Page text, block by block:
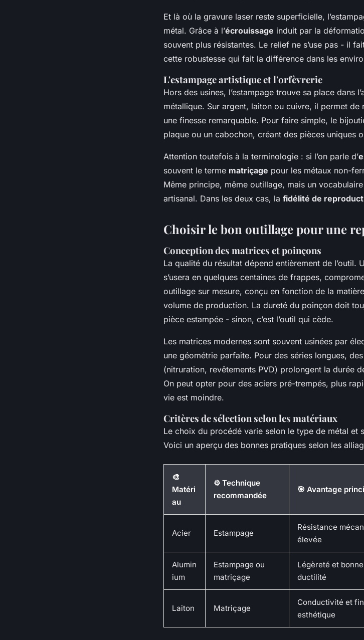
Et là où la gravure laser reste superficielle,
métal. Grâce à l’écrouissage induit par la
souvent plus résistantes. Le relief ne s’use pas - il
cette robustesse qui fait la différence dans les
L'estampage artistique et l'orfèvrerie
Hors des usines, l’estampage trouve sa place dans
métallique. Sur argent, laiton ou cuivre, il permet
une finesse remarquable. Pour faire simple, le
plaque ou un cabochon, créant des pièces uniques
Attention toutefois à la terminologie : si l’on parle d’
souvent le terme matriçage pour les métaux non-
Même principe, même outillage, mais un
artisanal. Dans les deux cas, la fidélité de
Choisir le bon outillage pour une
Conception des matrices et poinçons
La qualité du résultat dépend entièrement de l’outil.
s’usera en quelques centaines de frappes,
outillage sur mesure, conçu en fonction de la
volume de production. La dureté du poinçon doit
pièce estampée - sinon, c’est l’outil qui cède.
Les matrices modernes sont souvent usinées par
une géométrie parfaite. Pour des séries longues,
(nitruration, revêtements PVD) prolongent la durée
On peut opter pour des aciers pré-trempés, plus
vie est moindre.
Critères de sélection selon les matériaux
Le choix du procédé varie selon le type de métal et
Voici un aperçu des bonnes pratiques selon les
🎨
Matéri
au
⚙️ Technique
recommandée
🎯 Avantage
Acier Estampage
Résistance
élevée
Alumin
ium
Estampage ou
matriçage
Légèreté et bonne
ductilité
Laiton Matriçage
Conductivité et
esthétique